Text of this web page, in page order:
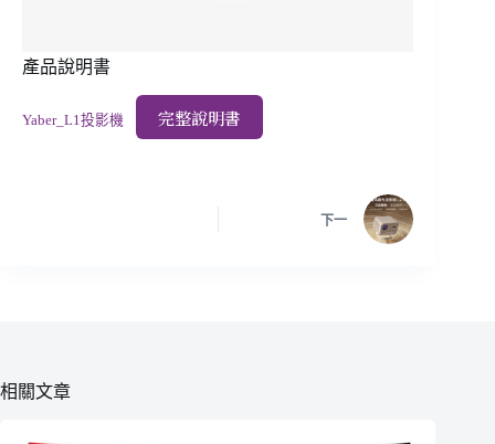
產品說明書
Yaber_L1投影機 完整說明書
下一
相關文章